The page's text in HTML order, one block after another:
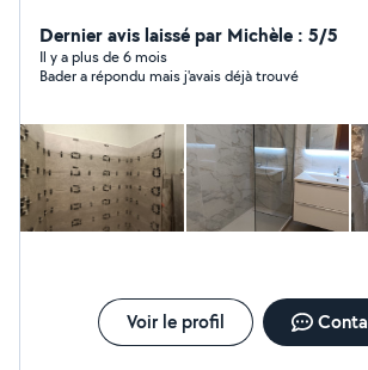
Peint/maçonnerie petite œuvres /
meubles/pose parquet tringles/
Demenagement ..ect très sérieux et
vos travaux d'intérieur n'hésitez pas de
DEVIS GRATUITS
Dernier avis laissé par Michèle : 5/5
Il y a plus de 6 mois
Bader a répondu mais j'avais déjà trouvé
Voir le profil